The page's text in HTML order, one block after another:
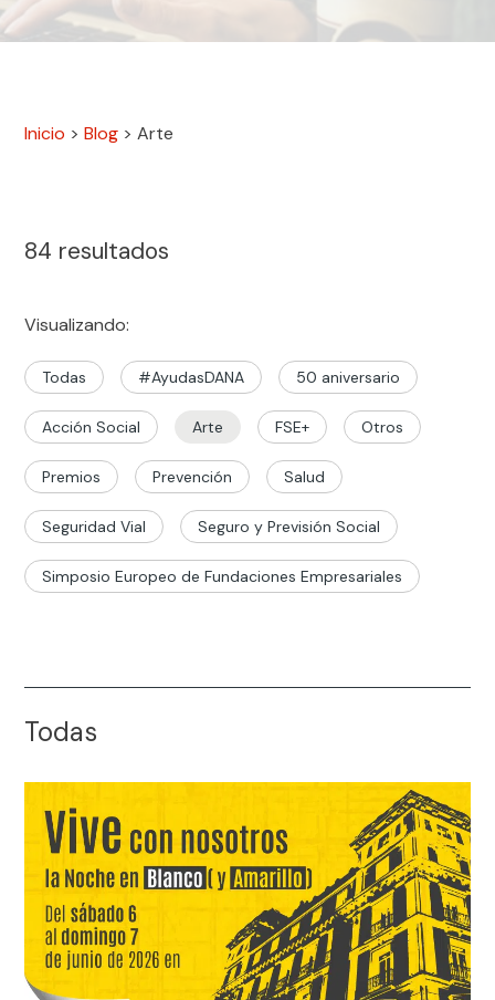
Inicio >Blog >Arte
84 resultados
Visualizando:
Todas #AyudasDANA 50 aniversario
Acción Social Arte FSE+ Otros
Premios Prevención Salud
Seguridad Vial Seguro y Previsión Social
Simposio Europeo de Fundaciones Empresariales
Todas